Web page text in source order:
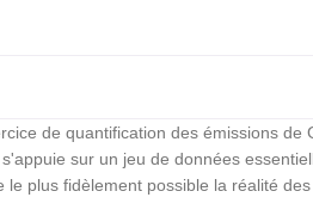
de quantification des émissions de
sur un jeu de données
plus fidèlement possible la réalité